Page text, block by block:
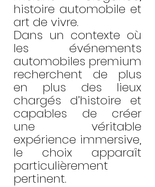
histoire automobile et
art de vivre.
Dans un contexte où
les événements
automobiles premium
recherchent de plus
en plus des lieux
chargés d’histoire et
capables de créer
une véritable
expérience immersive,
le choix apparaît
particulièrement
pertinent.